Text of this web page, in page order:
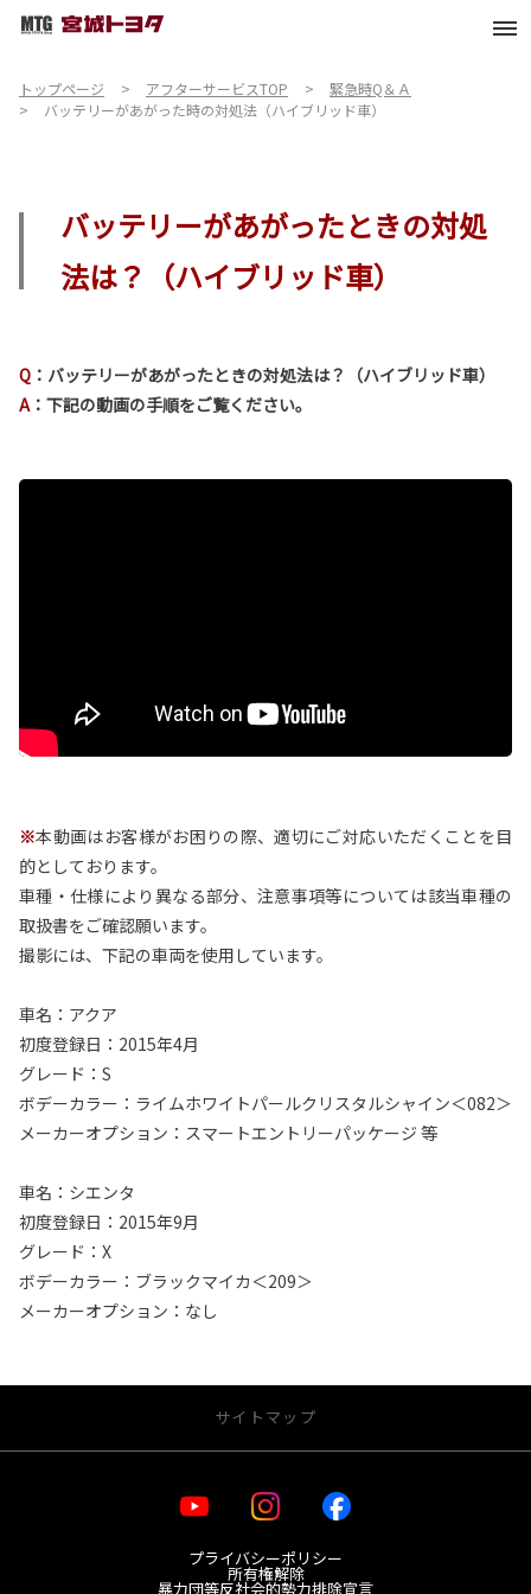
トップページ アフターサービスTOP
緊急時Q＆Ａ
バッテリーがあがった時の対処法（ハイブリッド車）
バッテリーがあがったときの対処
法は？（ハイブリッド車）
Q ：バッテリーがあがったときの対処法は？（ハイブリッド車）
A：下記の動画の手順をご覧ください。
※本動画はお客様がお困りの際、適切にご対応いただくことを目
的としております。
車種・仕様により異なる部分、注意事項等については該当車種の
取扱書をご確認願います。
撮影には、下記の車両を使用しています。
車名：アクア
初度登録日：2015年4月
グレード：S
ボデーカラー：ライムホワイトパールクリスタルシャイン＜082＞
メーカーオプション：スマートエントリーパッケージ 等
車名：シエンタ
初度登録日：2015年9月
グレード：X
ボデーカラー：ブラックマイカ＜209＞
メーカーオプション：なし
サイトマップ
プライバシーポリシー
所有権解除
暴力団等反社会的勢力排除宣言